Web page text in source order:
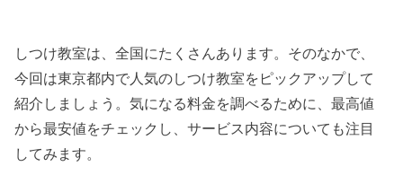
しつけ教室は、全国にたくさんあります。そのなかで、
今回は東京都内で人気のしつけ教室をピックアップして
紹介しましょう。気になる料金を調べるために、最高値
から最安値をチェックし、サービス内容についても注目
してみます。